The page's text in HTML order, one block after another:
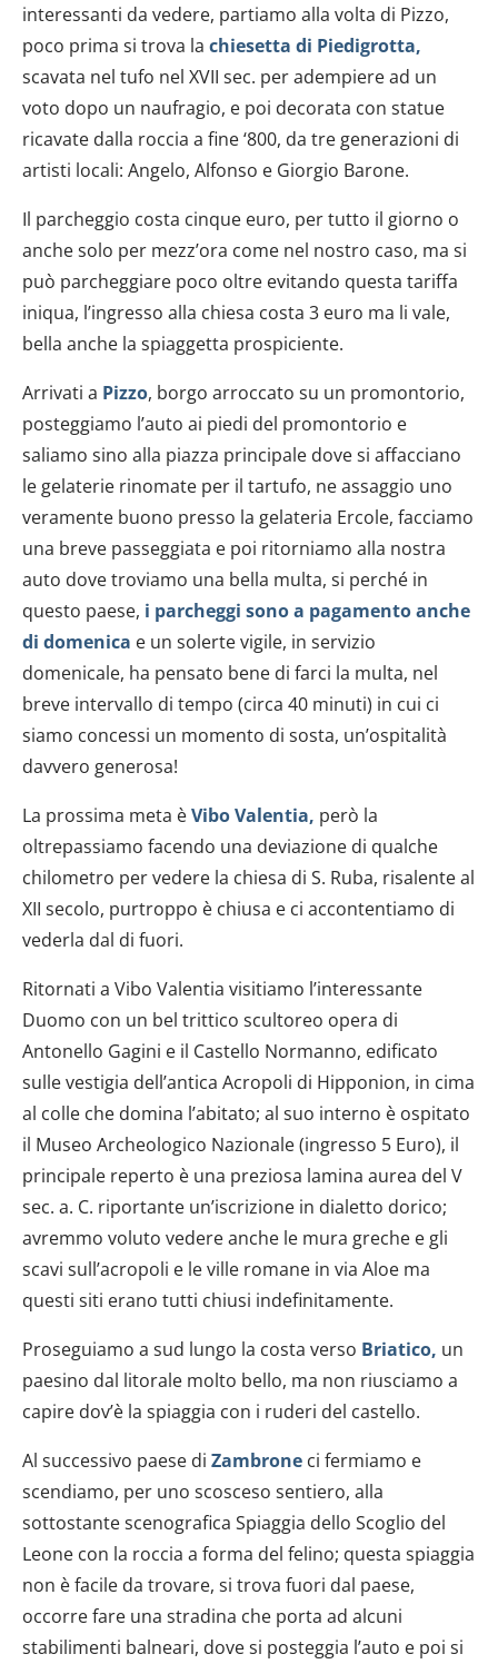
interessanti da vedere, partiamo alla volta di Pizzo,
poco prima si trova la chiesetta di Piedigrotta,
scavata nel tufo nel XVII sec. per adempiere ad un
voto dopo un naufragio, e poi decorata con statue
ricavate dalla roccia a fine ‘800, da tre generazioni di
artisti locali: Angelo, Alfonso e Giorgio Barone.
Il parcheggio costa cinque euro, per tutto il giorno o
anche solo per mezz’ora come nel nostro caso, ma si
può parcheggiare poco oltre evitando questa tariffa
iniqua, l’ingresso alla chiesa costa 3 euro ma li vale,
bella anche la spiaggetta prospiciente.
Arrivati a Pizzo, borgo arroccato su un promontorio,
posteggiamo l’auto ai piedi del promontorio e
saliamo sino alla piazza principale dove si affacciano
le gelaterie rinomate per il tartufo, ne assaggio uno
veramente buono presso la gelateria Ercole, facciamo
una breve passeggiata e poi ritorniamo alla nostra
auto dove troviamo una bella multa, si perché in
questo paese, i parcheggi sono a pagamento anche
di domenica e un solerte vigile, in servizio
domenicale, ha pensato bene di farci la multa, nel
breve intervallo di tempo (circa 40 minuti) in cui ci
siamo concessi un momento di sosta, un’ospitalità
davvero generosa!
La prossima meta èVibo Valentia, però la
oltrepassiamo facendo una deviazione di qualche
chilometro per vedere la chiesa di S. Ruba, risalente al
XII secolo, purtroppo è chiusa e ci accontentiamo di
vederla dal di fuori.
Ritornati a Vibo Valentia visitiamo l’interessante
Duomo con un bel trittico scultoreo opera di
Antonello Gagini e il Castello Normanno, edificato
sulle vestigia dell’antica Acropoli di Hipponion, in cima
al colle che domina l’abitato; al suo interno è ospitato
il Museo Archeologico Nazionale (ingresso 5 Euro), il
principale reperto è una preziosa lamina aurea del V
sec. a. C. riportante un’iscrizione in dialetto dorico;
avremmo voluto vedere anche le mura greche e gli
scavi sull’acropoli e le ville romane in via Aloe ma
questi siti erano tutti chiusi indefinitamente.
Proseguiamo a sud lungo la costa verso Briatico, un
paesino dal litorale molto bello, ma non riusciamo a
capire dov’è la spiaggia con i ruderi del castello.
Al successivo paese di Zambrone ci fermiamo e
scendiamo, per uno scosceso sentiero, alla
sottostante scenografica Spiaggia dello Scoglio del
Leone con la roccia a forma del felino; questa spiaggia
non è facile da trovare, si trova fuori dal paese,
occorre fare una stradina che porta ad alcuni
stabilimenti balneari, dove si posteggia l’auto e poi si